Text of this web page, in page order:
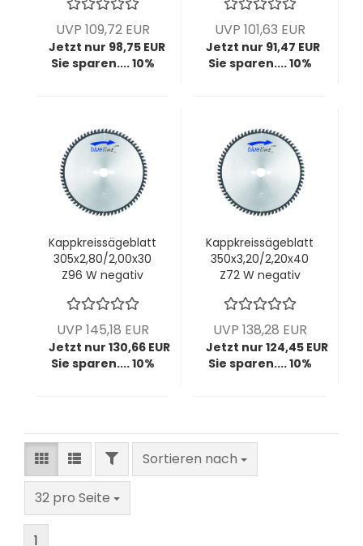
UVP 109,72 EUR
Jetzt nur 98,75 EUR
Sie sparen.... 10%
UVP 101,63 EUR
Jetzt nur 91,47 EUR
Sie sparen.... 10%
Kappkreissägeblatt
305x2,80/2,00x30
Z96 W negativ
UVP 145,18 EUR
Jetzt nur 130,66 EUR
Sie sparen.... 10%
Kappkreissägeblatt
350x3,20/2,20x40
Z72 W negativ
UVP 138,28 EUR
Jetzt nur 124,45 EUR
Sie sparen.... 10%
FILTERSortieren nach
Sortieren nach
32 pro Seite
pro Seite
1